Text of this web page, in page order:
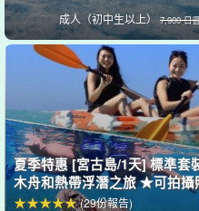
只能從
參觀能量
前往南瓜洞（石灰岩洞穴）、只
鐘乳石看起來像形狀像南瓜據說
索長年累月形成的石灰岩洞穴是
成人（初中生以上） 7,900 日
夏季特惠 [宮古島/1天] 標準套
木舟和熱帶浮潛之旅 ★可拍攝
(29份報告)